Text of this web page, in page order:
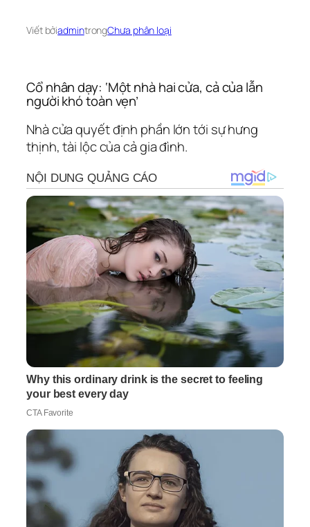
Viết bởiadmintrongChưa phân loại
Cổ nhân dạy: ‘Một nhà hai cửa, cả của lẫn
người khó toàn vẹn’
Nhà cửa quyết định phần lớn tới sự hưng
thịnh, tài lộc của cả gia đình.